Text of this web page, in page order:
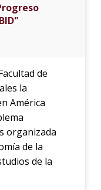
de
la
América
organizada
de la
de la